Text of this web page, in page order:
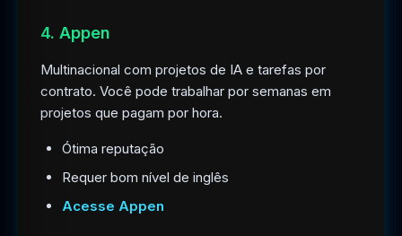
4. Appen
Multinacional com projetos de IA e tarefas por
contrato. Você pode trabalhar por semanas em
projetos que pagam por hora.
Ótima reputação
Requer bom nível de inglês
Acesse Appen